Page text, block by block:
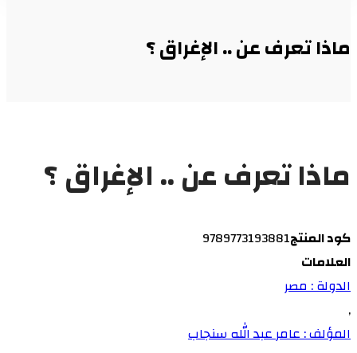
ماذا تعرف عن .. الإغراق ؟
ماذا تعرف عن .. الإغراق ؟
كود المنتج9789773193881
العلامات
الدولة : مصر
,
المؤلف : عامر عبد الله سنجاب